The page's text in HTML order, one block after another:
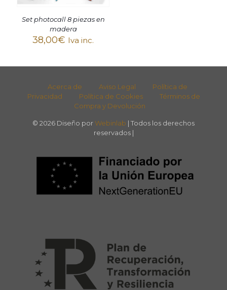
Set photocall 8 piezas en
madera
38,00€ Iva inc.
Acerca de Aviso Legal
Política de
Privacidad
Política de Cookies
Términos de
Compra y Devolución
© 2026 Diseño por Webinlab | Todos los derechos
reservados |